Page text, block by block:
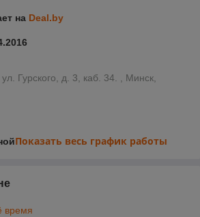
на Deal.by
Гурского, д. 3, каб. 34. , Минск,
Показать весь график работы
время